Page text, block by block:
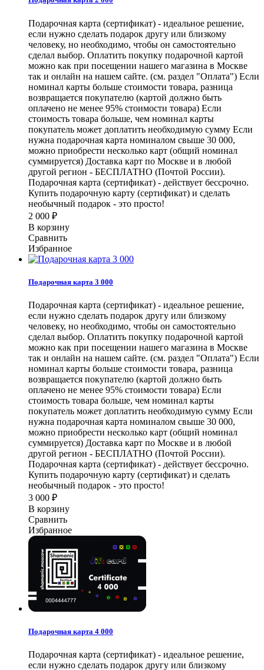
Подарочная карта (сертификат) - идеальное решение,
если нужно сделать подарок другу или близкому
человеку, но необходимо, чтобы он самостоятельно
сделал выбор. Оплатить покупку подарочной картой
можно как при посещении нашего магазина в Москве
так и онлайн на нашем сайте. (см. раздел "Оплата") Если
номинал карты больше стоимости товара, разница
возвращается покупателю (картой должно быть
оплачено не менее 95% стоимости товара) Если
стоимость товара больше, чем номинал карты
покупатель может доплатить необходимую сумму Если
нужна подарочная карта номиналом свыше 30 000,
можно приобрести несколько карт (общий номинал
суммируется) Доставка карт по Москве и в любой
другой регион - БЕСПЛАТНО (Почтой России).
Подарочная карта (сертификат) - действует бессрочно.
Купить подарочную карту (сертификат) и сделать
необычный подарок - это просто!
2 000 ₽
В корзину
Сравнить
Избранное
Подарочная карта 3 000
Подарочная карта (сертификат) - идеальное решение,
если нужно сделать подарок другу или близкому
человеку, но необходимо, чтобы он самостоятельно
сделал выбор. Оплатить покупку подарочной картой
можно как при посещении нашего магазина в Москве
так и онлайн на нашем сайте. (см. раздел "Оплата") Если
номинал карты больше стоимости товара, разница
возвращается покупателю (картой должно быть
оплачено не менее 95% стоимости товара) Если
стоимость товара больше, чем номинал карты
покупатель может доплатить необходимую сумму Если
нужна подарочная карта номиналом свыше 30 000,
можно приобрести несколько карт (общий номинал
суммируется) Доставка карт по Москве и в любой
другой регион - БЕСПЛАТНО (Почтой России).
Подарочная карта (сертификат) - действует бессрочно.
Купить подарочную карту (сертификат) и сделать
необычный подарок - это просто!
3 000 ₽
В корзину
Сравнить
Избранное
Подарочная карта 4 000
Подарочная карта (сертификат) - идеальное решение,
если нужно сделать подарок другу или близкому